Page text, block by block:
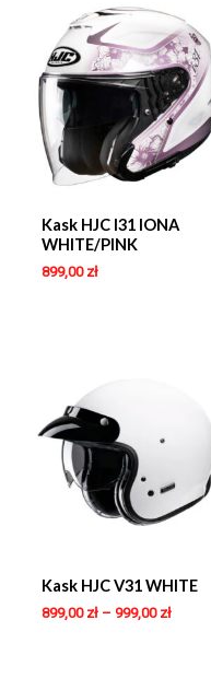
Kask HJC I31 IONA
WHITE/PINK
899,00 zł
Kask HJC V31 WHITE
899,00 zł– 999,00 zł